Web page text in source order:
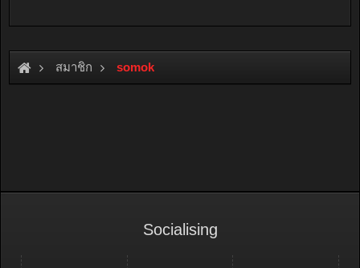
สมาชิก somok
Socialising